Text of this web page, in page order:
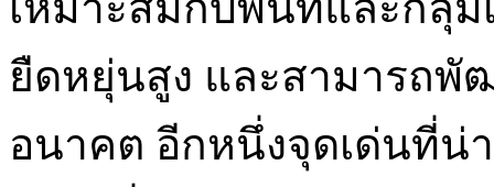
ยืดหยุ่นสูง และสามารถพั
อนาคต อีกหนึ่งจุดเด่นที่น่